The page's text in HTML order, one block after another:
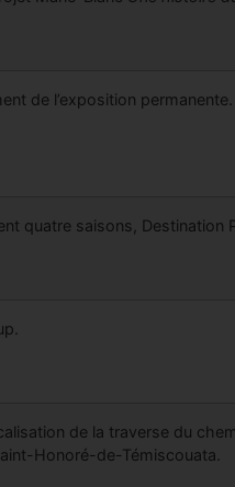
de l’exposition permanente.
quatre saisons, Destination
de la traverse du
Honoré-de-Témiscouata.